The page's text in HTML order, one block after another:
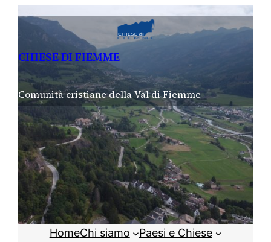
CHIESE DI FIEMME
Comunità cristiane della Val di Fiemme
HomeChi siamo
Paesi e Chiese